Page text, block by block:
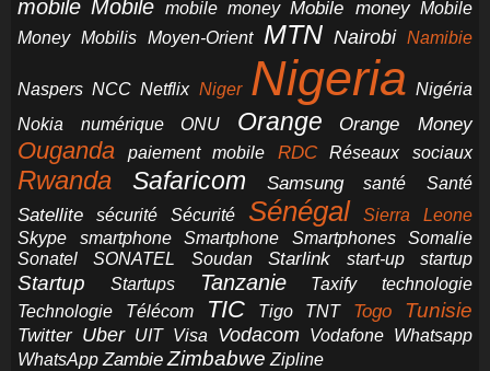
mobile Mobile mobile money Mobile money Mobile
Money Mobilis Moyen-Orient MTN Nairobi Namibie
Naspers NCC Netflix Niger Nigeria Nigéria
Nokia
numérique ONU Orange Orange Money
Ouganda paiement mobile RDC Réseaux sociaux
Rwanda Safaricom Samsung santé Santé
Satellite sécurité Sécurité Sénégal
Sierra Leone
Skype
smartphone Smartphone Smartphones
Somalie
Sonatel
SONATEL Soudan Starlink start-up startup
Startup Startups Tanzanie Taxify
technologie
Technologie
Télécom TIC Tigo TNT Togo Tunisie
Twitter Uber UIT Visa Vodacom Vodafone Whatsapp
WhatsApp Zambie Zimbabwe Zipline